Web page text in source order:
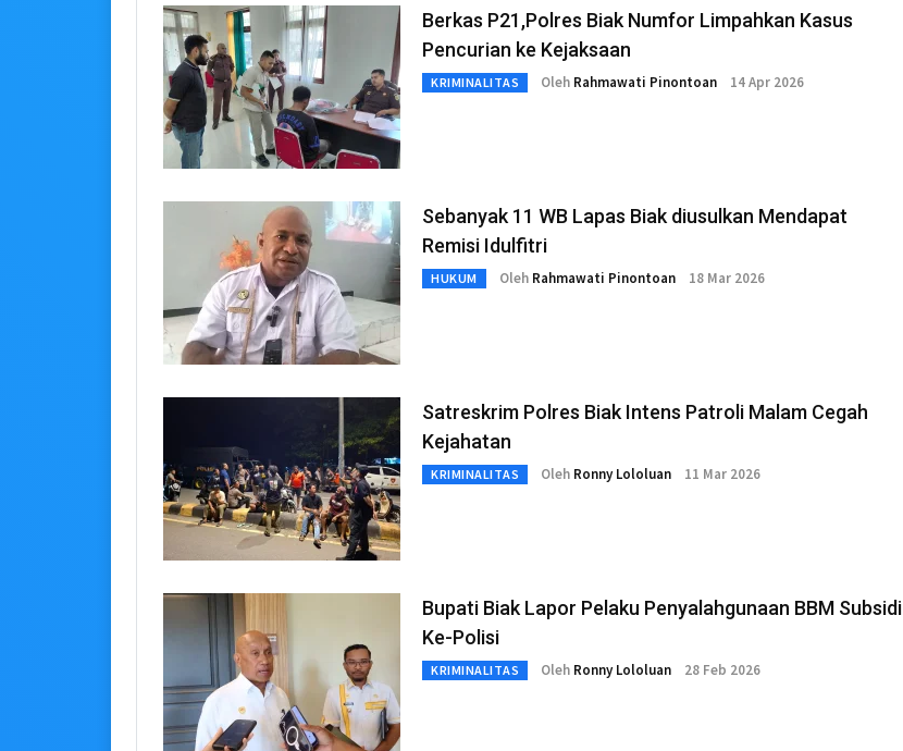
Berkas P21,Polres Biak Numfor Limpahkan Kasus
Pencurian ke Kejaksaan
KRIMINALITAS Oleh Rahmawati Pinontoan 14 Apr 2026
Sebanyak 11 WB Lapas Biak diusulkan Mendapat
Remisi Idulfitri
HUKUM Oleh Rahmawati Pinontoan 18 Mar 2026
Satreskrim Polres Biak Intens Patroli Malam Cegah
Kejahatan
KRIMINALITAS Oleh Ronny Lololuan 11 Mar 2026
Bupati Biak Lapor Pelaku Penyalahgunaan BBM Subsidi
Ke-Polisi
KRIMINALITAS Oleh Ronny Lololuan 28 Feb 2026